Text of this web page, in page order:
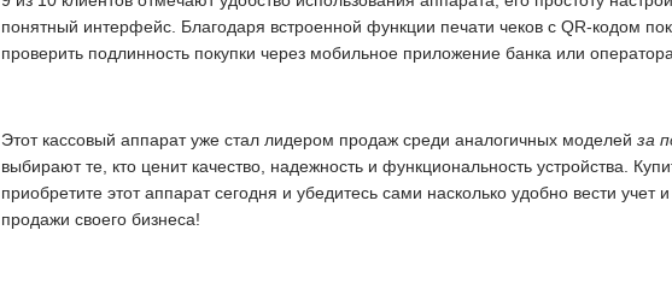
понятный интерфейс. Благодаря встроенной функции печати чеков с QR-кодом
проверить подлинность покупки через мобильное приложение банка или
Этот кассовый аппарат уже стал лидером продаж среди аналогичных моделей за
выбирают те, кто ценит качество, надежность и функциональность устройства.
приобретите этот аппарат сегодня и убедитесь сами насколько удобно вести учет
продажи своего бизнеса!